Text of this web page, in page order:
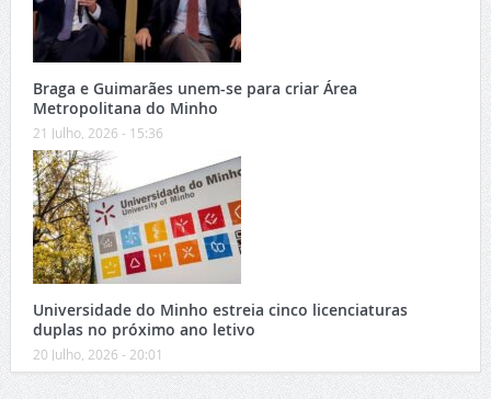
Braga e Guimarães unem-se para criar Área
Metropolitana do Minho
21 Julho, 2026 - 15:36
Universidade do Minho estreia cinco licenciaturas
duplas no próximo ano letivo
20 Julho, 2026 - 20:01